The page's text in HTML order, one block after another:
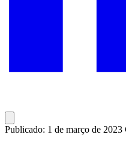
Publicado: 1 de março de 2023